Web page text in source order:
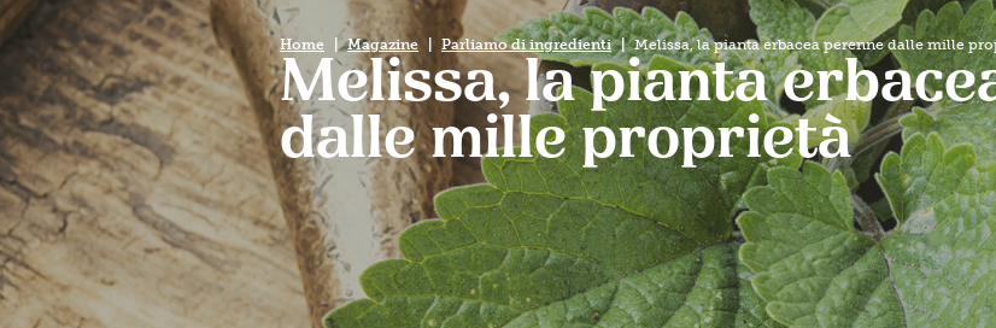
Home Magazine Parliamo di ingredienti Melissa, la pianta erbacea perenne dalle mille
Melissa, la pianta
dalle mille proprietà